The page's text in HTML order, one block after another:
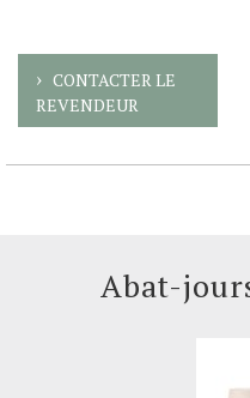
CONTACTER LE
REVENDEUR
Abat-